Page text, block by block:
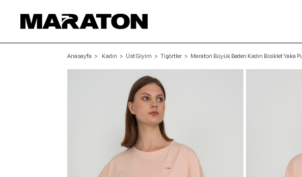
Anasayfa Kadın Üst Giyim Tişörtler Maraton Büyük Beden Kadın Bisiklet Yaka